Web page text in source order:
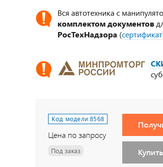
Вся автотехника с
комплектом документов
РосТехНадзора (сертификат
Код модели:8568
Цена по запросу
Под заказ